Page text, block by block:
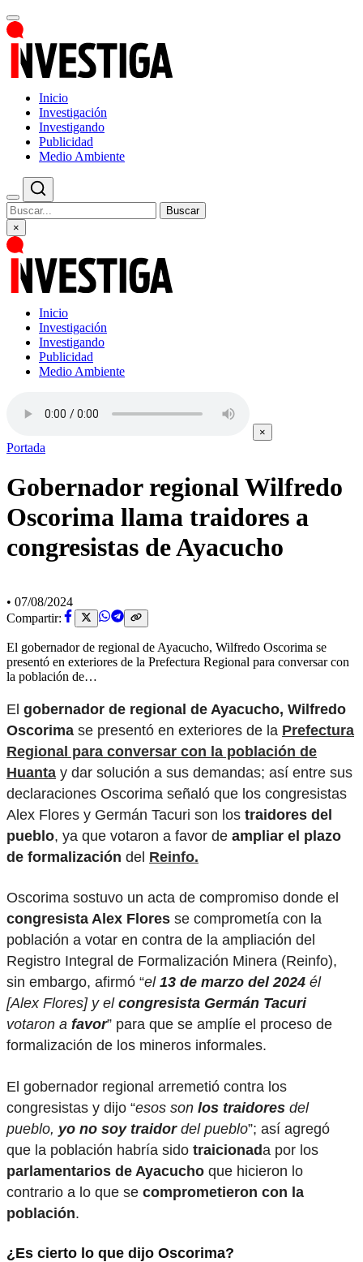
Inicio
Investigación
Investigando
Publicidad
Medio Ambiente
Buscar
×
Inicio
Investigación
Investigando
Publicidad
Medio Ambiente
×
Portada
Gobernador regional Wilfredo
Oscorima llama traidores a
congresistas de Ayacucho
• 07/08/2024
Compartir:
El gobernador de regional de Ayacucho, Wilfredo Oscorima se
presentó en exteriores de la Prefectura Regional para conversar con
la población de…
El gobernador de regional de Ayacucho, Wilfredo
Oscorima se presentó en exteriores de la Prefectura
Regional para conversar con la población de
Huanta y dar solución a sus demandas; así entre sus
declaraciones Oscorima señaló que los congresistas
Alex Flores y Germán Tacuri son los traidores del
pueblo, ya que votaron a favor de ampliar el plazo
de formalización del Reinfo.
Oscorima sostuvo un acta de compromiso donde el
congresista Alex Flores se comprometía con la
población a votar en contra de la ampliación del
Registro Integral de Formalización Minera (Reinfo),
sin embargo, afirmó “el 13 de marzo del 2024 él
[Alex Flores] y el congresista Germán Tacuri
votaron a favor” para que se amplíe el proceso de
formalización de los mineros informales.
El gobernador regional arremetió contra los
congresistas y dijo “esos son los traidores del
pueblo, yo no soy traidordel pueblo”; así agregó
que la población habría sido traicionada por los
parlamentarios de Ayacucho que hicieron lo
contrario a lo que se comprometieron con la
población.
¿Es cierto lo que dijo Oscorima?